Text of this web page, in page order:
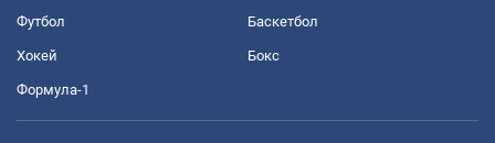
Футбол Баскетбол
Хокей Бокс
Формула-1